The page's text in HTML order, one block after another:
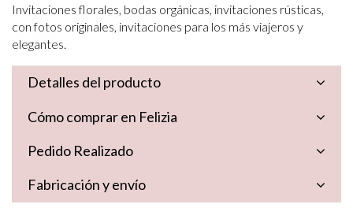
Invitaciones florales, bodas orgánicas, invitaciones rústicas,
con fotos originales, invitaciones para los más viajeros y
elegantes.
Detalles del producto
Cómo comprar en Felizia
Pedido Realizado
Fabricación y envío